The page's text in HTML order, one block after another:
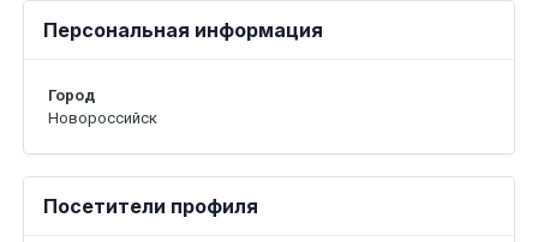
Персональная информация
Город
Новороссийск
Посетители профиля